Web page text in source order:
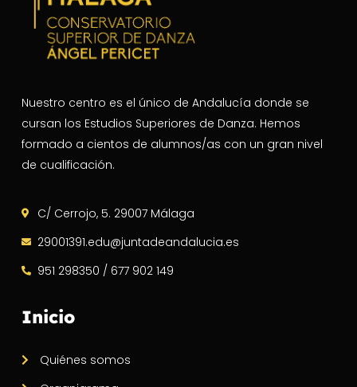
Nuestro centro es el único de Andalucía donde se
cursan los Estudios Superiores de Danza. Hemos
formado a cientos de alumnos/as con un gran nivel
de cualificación.
C/ Cerrojo, 5. 29007 Málaga
29001391.edu@juntadeandalucia.es
951 298350 / 677 902 149
Inicio
Quiénes somos